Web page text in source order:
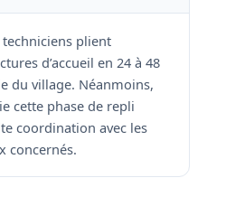
plient
d’accueil en 24 à 48
du village. Néanmoins,
cette phase de repli
coordination avec les
concernés.